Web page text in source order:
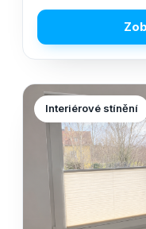
Interiérové stínění